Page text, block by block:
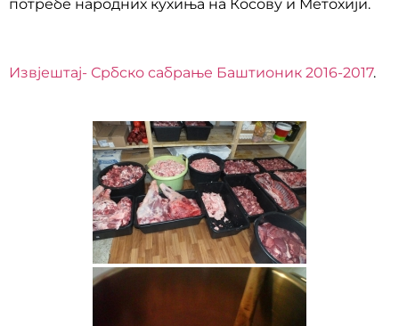
потребе народних кухиња на Косову и Метохији.
Извјештај- Србско сабрање Баштионик 2016-2017.